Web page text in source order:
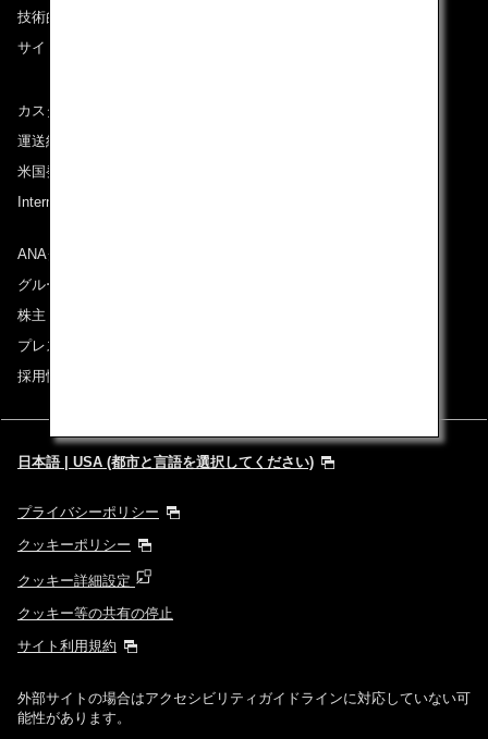
技術的なお問い合わせ（推奨環境）
サイトマップ
カスタマーサービスプラン / コンテンジェンシープラン
運送約款
米国発着便に適用となる料金に関するご案内
International Tariff (applicable for travel to and from US)
ANAグループについて
グループ企業一覧
株主・投資家情報
プレスリリース
採用情報
日本語 | USA (都市と言語を選択してください)
プライバシーポリシー
クッキーポリシー
クッキー詳細設定
クッキー等の共有の停止
サイト利用規約
外部サイトの場合はアクセシビリティガイドラインに対応していない可
能性があります。